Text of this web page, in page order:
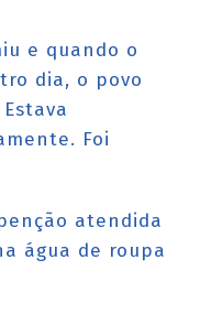
e quando o
dia, o povo
Foi
atendida
água de roupa